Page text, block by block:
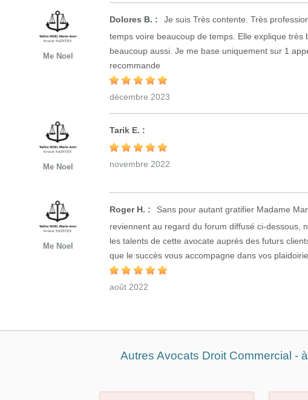
Me Noel
Dolores B. :
Je suis Très contente. Très
temps voire beaucoup de temps. Elle explique
beaucoup aussi. Je me base uniquement sur 1
recommande
décembre 2023
Me Noel
Tarik E. :
novembre 2022
Me Noel
Roger H. :
Sans pour autant gratifier Madame
reviennent au regard du forum diffusé ci-dessous,
les talents de cette avocate auprès des futurs
que le succès vous accompagne dans vos
août 2022
Autres Avocats Droit Commercial -